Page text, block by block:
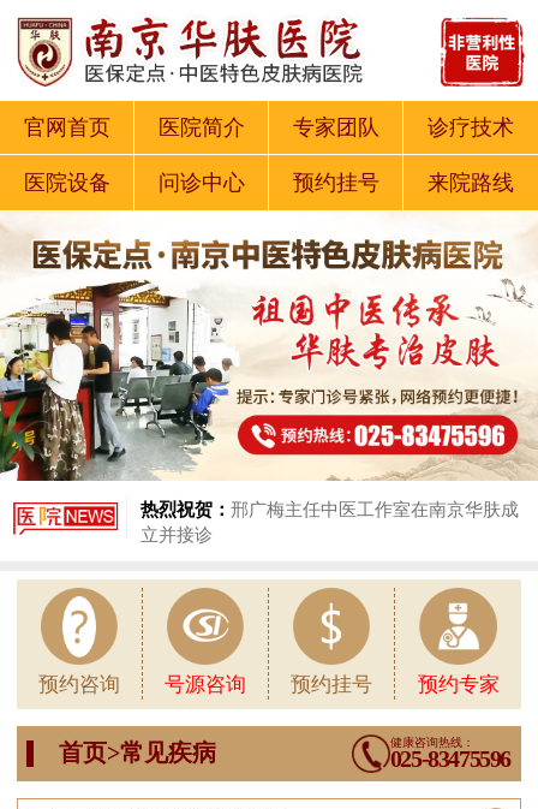
官网首页 医院简介 专家团队 诊疗技术
医院设备 问诊中心 预约挂号 来院路线
热烈祝贺： 邢广梅主任中医工作室在南京华肤成
立并接诊
预约咨询 号源咨询 预约挂号 预约专家
首页>常见疾病 健康咨询热线：
025-83475596